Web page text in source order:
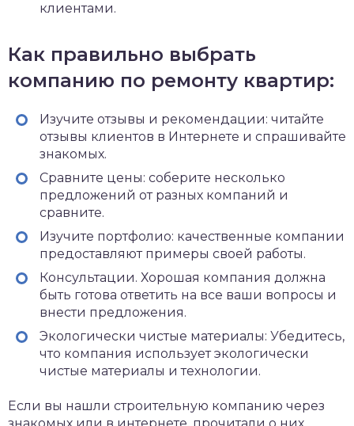
клиентами.
Как правильно выбрать
компанию по ремонту квартир:
Изучите отзывы и рекомендации: читайте
отзывы клиентов в Интернете и спрашивайте
знакомых.
Сравните цены: соберите несколько
предложений от разных компаний и
сравните.
Изучите портфолио: качественные компании
предоставляют примеры своей работы.
Консультации. Хорошая компания должна
быть готова ответить на все ваши вопросы и
внести предложения.
Экологически чистые материалы: Убедитесь,
что компания использует экологически
чистые материалы и технологии.
Если вы нашли строительную компанию через